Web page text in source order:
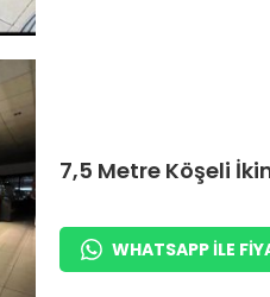
7,5 Metre Köşeli
WHATSAPP ILE